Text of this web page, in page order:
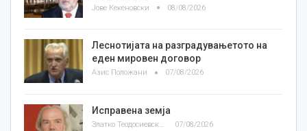
Јове Кекеновски 08/08/2026
Леснотијата на разградувањетото на
еден мировен договор
Азис Положани 07/08/2026
Исправена земја
Златко Теодосиевски 07/08/2026